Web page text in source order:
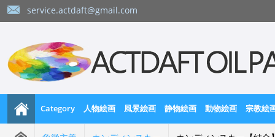
service.actdaft@gmail.com
Category 人物絵画 風景絵画 静物絵画 動物絵画 宗教絵